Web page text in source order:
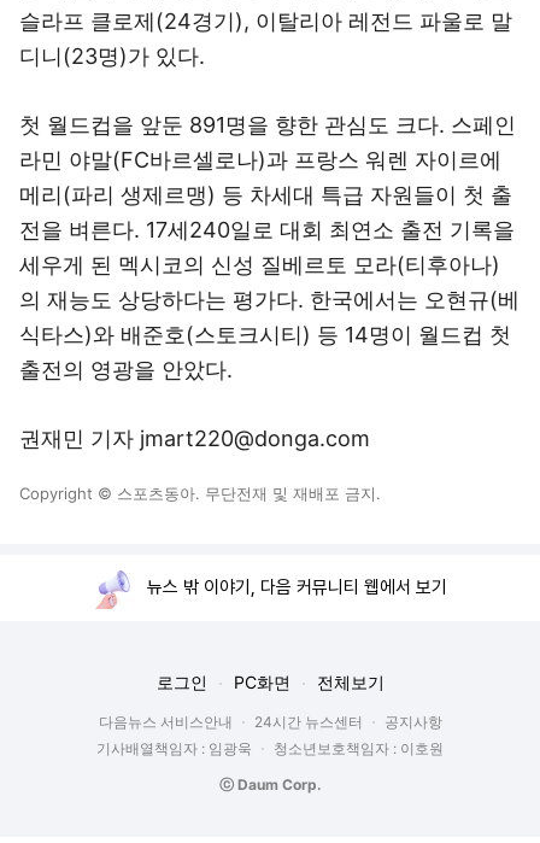
슬라프 클로제(24경기), 이탈리아 레전드 파울로 말
디니(23명)가 있다.
첫 월드컵을 앞둔 891명을 향한 관심도 크다. 스페인
라민 야말(FC바르셀로나)과 프랑스 워렌 자이르에
메리(파리 생제르맹) 등 차세대 특급 자원들이 첫 출
전을 벼른다. 17세240일로 대회 최연소 출전 기록을
세우게 된 멕시코의 신성 질베르토 모라(티후아나)
의 재능도 상당하다는 평가다. 한국에서는 오현규(베
식타스)와 배준호(스토크시티) 등 14명이 월드컵 첫
출전의 영광을 안았다.
권재민 기자 jmart220@donga.com
Copyright © 스포츠동아. 무단전재 및 재배포 금지.
뉴스 밖 이야기, 다음 커뮤니티 웹에서 보기
로그인 PC화면 전체보기
다음뉴스 서비스안내 24시간 뉴스센터
공지사항
기사배열책임자 : 임광욱
청소년보호책임자 : 이호원
ⓒ Daum Corp.